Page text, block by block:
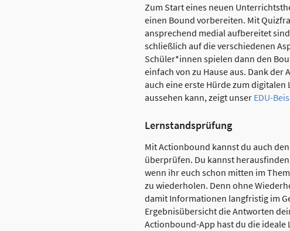
Zum Start eines neuen
einen Bound vorbereiten. Mit
ansprechend medial aufbereitet
schließlich auf die verschiedenen
Schüler*innen spielen dann den
einfach von zu Hause aus. Dank
auch eine erste Hürde zum
aussehen kann, zeigt unser EDU-
Lernstandsprüfung
Mit Actionbound kannst du auch
überprüfen. Du kannst
wenn ihr euch schon mitten im
zu wiederholen. Denn ohne
damit Informationen langfristig im
Ergebnisübersicht die Antworten
Actionbound-App hast du die ideale